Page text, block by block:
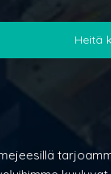
Heitä